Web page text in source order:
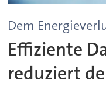
Dem
Effiziente
reduziert